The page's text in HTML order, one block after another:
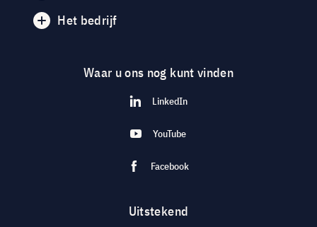
Het bedrijf
Waar u ons nog kunt vinden
LinkedIn
YouTube
Facebook
Uitstekend